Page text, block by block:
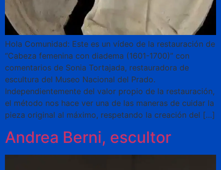
Hola Comunidad: Este es un vídeo de la restauración de
“Cabeza femenina con diadema (1601-1700)” con
comentarios de Sonia Tortajada, restauradora de
escultura del Museo Nacional del Prado.
Independientemente del valor propio de la restauración,
el método nos hace ver una de las maneras de cuidar la
pieza original al máximo, respetando la creación del […]
Andrea Berni, escultor